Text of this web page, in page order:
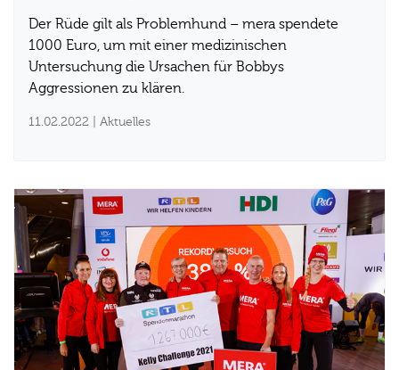
Der Rüde gilt als Problemhund – mera spendete
1000 Euro, um mit einer medizinischen
Untersuchung die Ursachen für Bobbys
Aggressionen zu klären.
11.02.2022 | Aktuelles